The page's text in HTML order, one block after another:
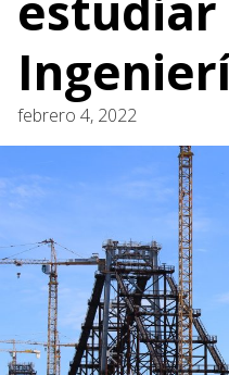
febrero 4, 2022